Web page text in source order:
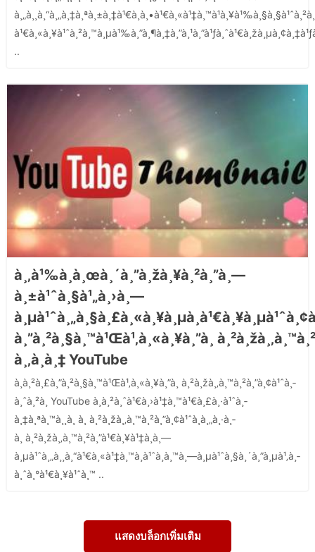
..
à¸‚à¹‰à¸­à¸œà¸´à¸”à¸žà¸¥à¸²à¸”à¸—
à¸±à¹ˆà¸§à¹„à¸›à¸—
à¸”à¸²à¸§à¸™à¹Œà¹‚à¸«à¸¥à¸”à¸
à¸‚à¸­à¸‡ YouTube
à¸à¸²à¸£à¸”à¸²à¸§à¸™à¹Œà¹‚à¸«à¸¥à¸”à¸ à¸²à¸žà¸‚à¸™à¸²à¸”à¸¢à¹ˆà¸­
à¸ˆà¸²à¸ YouTube à¸­à¸²à¸ˆà¹€à¸›à¹‡à¸™à¹€à¸£à¸·à¹ˆà¸­
à¸‡à¸ªà¸™à¸¸à¸ à¸ à¸²à¸žà¸‚à¸™à¸²à¸”à¸¢à¹ˆà¸­à¸„à¸·à¸­
à¸ à¸²à¸žà¸‚à¸™à¸²à¸”à¹€à¸¥à¹‡à¸à¸—
à¸µà¹ˆà¸„à¸¸à¸“à¹€à¸«à¹‡à¸™à¸à¹ˆà¸­à¸™à¸—à¸µà¹ˆà¸§à¸´à¸”à¸µà¹‚à¸­
à¸ˆà¸°à¹€à¸¥à¹ˆà¸™ ..
แสดงบล็อกเพิ่มเติม